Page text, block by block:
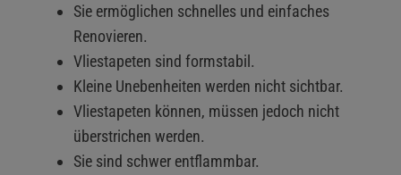
Sie ermöglichen schnelles und einfaches
Renovieren.
Vliestapeten sind formstabil.
Kleine Unebenheiten werden nicht sichtbar.
Vliestapeten können, müssen jedoch nicht
überstrichen werden.
Sie sind schwer entflammbar.